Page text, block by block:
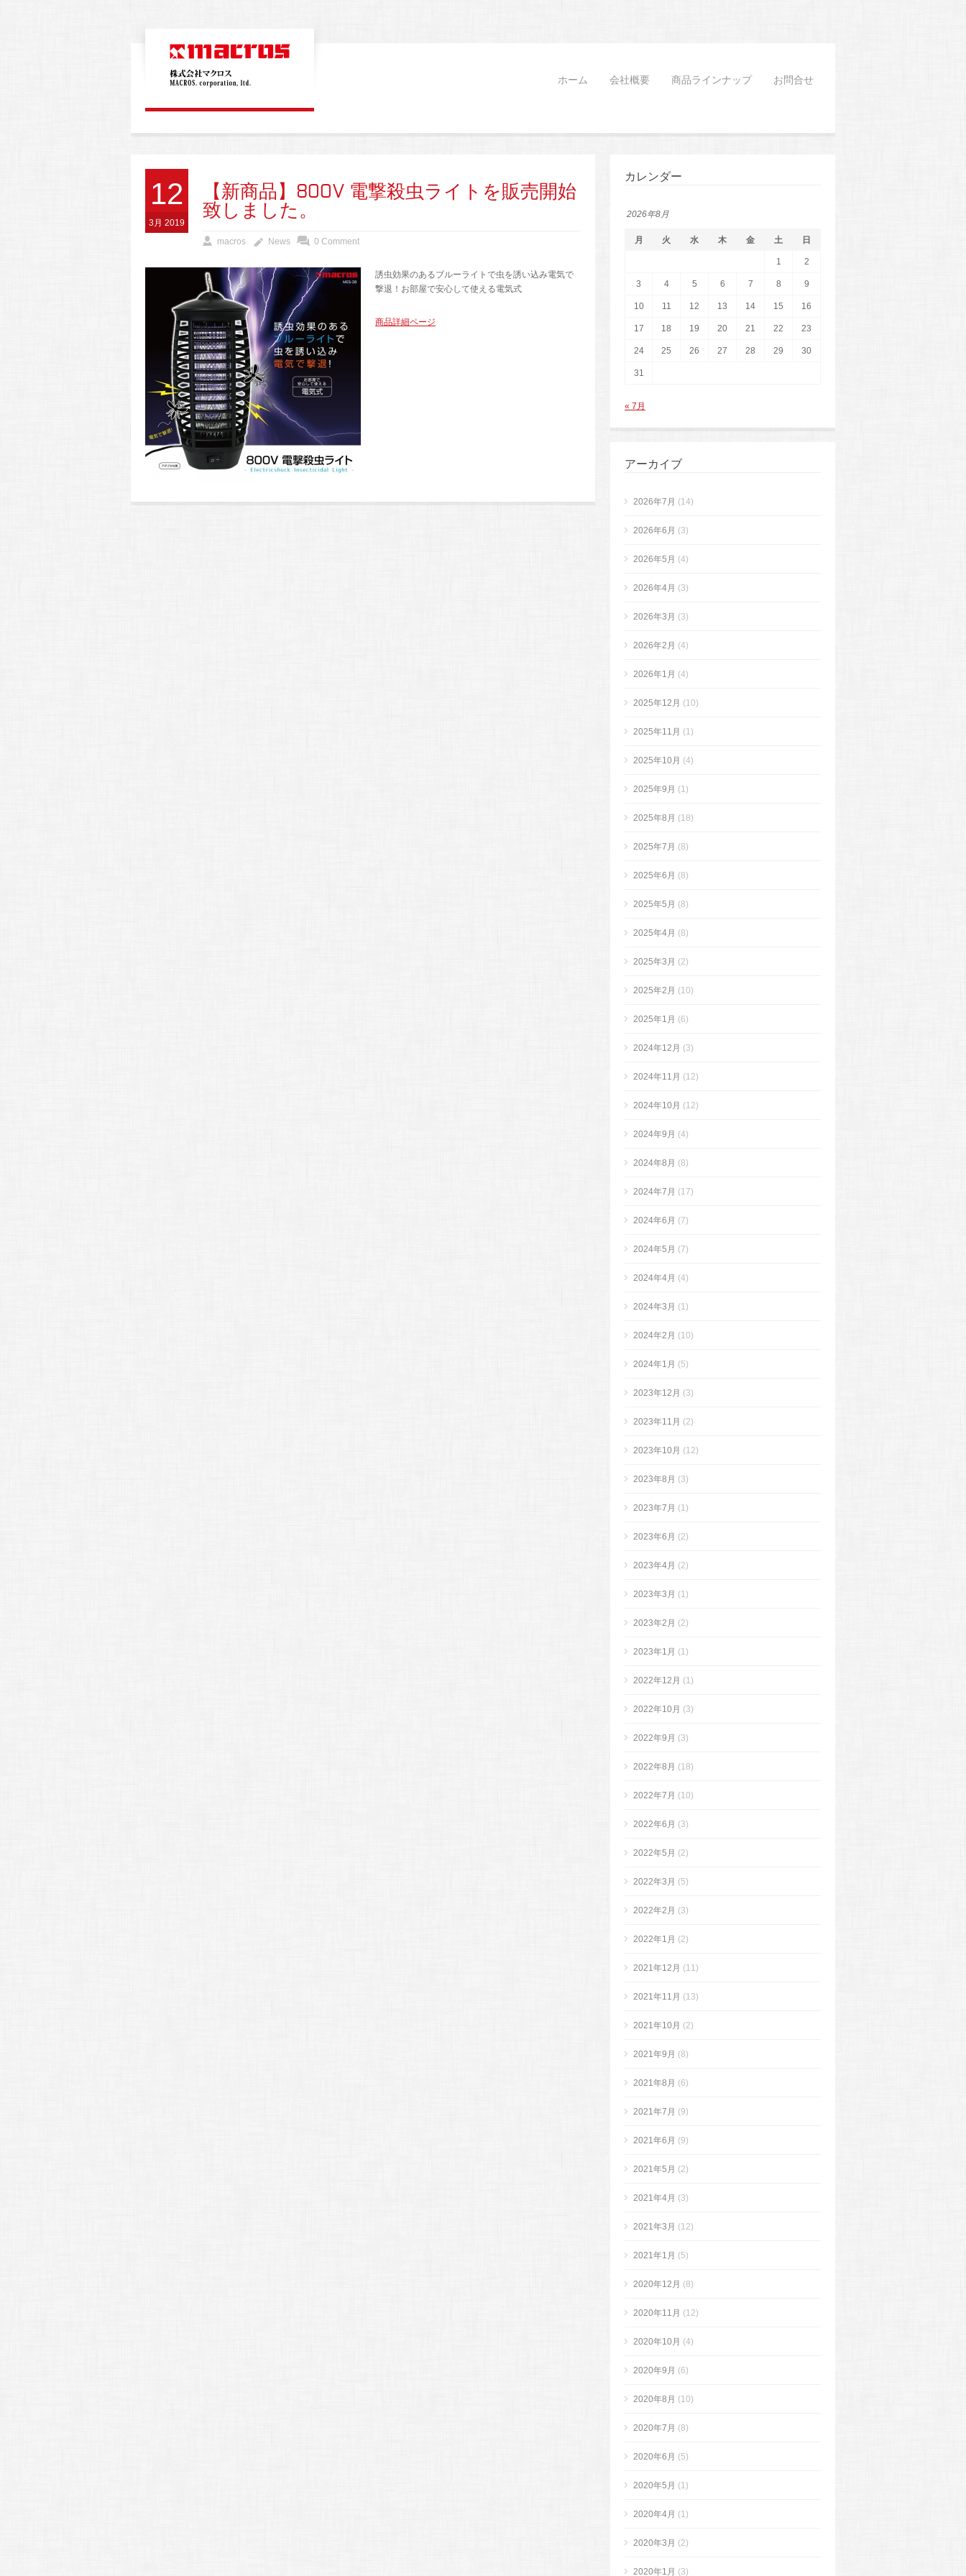
ホーム 会社概要 商品ラインナップ お問合せ
12
3月 2019
【新商品】800V 電撃殺虫ライトを販売開始
致しました。
macros News 0 Comment
誘虫効果のあるブルーライトで虫を誘い込み電気で
撃退！お部屋で安心して使える電気式
商品詳細ページ
カレンダー
2026年8月
月 火 水 木 金 土 日
1 2
3 4 5 6 7 8 9
10 11 12 13 14 15 16
17 18 19 20 21 22 23
24 25 26 27 28 29 30
31
« 7月
アーカイブ
2026年7月 (14)
2026年6月 (3)
2026年5月 (4)
2026年4月 (3)
2026年3月 (3)
2026年2月 (4)
2026年1月 (4)
2025年12月 (10)
2025年11月 (1)
2025年10月 (4)
2025年9月 (1)
2025年8月 (18)
2025年7月 (8)
2025年6月 (8)
2025年5月 (8)
2025年4月 (8)
2025年3月 (2)
2025年2月 (10)
2025年1月 (6)
2024年12月 (3)
2024年11月 (12)
2024年10月 (12)
2024年9月 (4)
2024年8月 (8)
2024年7月 (17)
2024年6月 (7)
2024年5月 (7)
2024年4月 (4)
2024年3月 (1)
2024年2月 (10)
2024年1月 (5)
2023年12月 (3)
2023年11月 (2)
2023年10月 (12)
2023年8月 (3)
2023年7月 (1)
2023年6月 (2)
2023年4月 (2)
2023年3月 (1)
2023年2月 (2)
2023年1月 (1)
2022年12月 (1)
2022年10月 (3)
2022年9月 (3)
2022年8月 (18)
2022年7月 (10)
2022年6月 (3)
2022年5月 (2)
2022年3月 (5)
2022年2月 (3)
2022年1月 (2)
2021年12月 (11)
2021年11月 (13)
2021年10月 (2)
2021年9月 (8)
2021年8月 (6)
2021年7月 (9)
2021年6月 (9)
2021年5月 (2)
2021年4月 (3)
2021年3月 (12)
2021年1月 (5)
2020年12月 (8)
2020年11月 (12)
2020年10月 (4)
2020年9月 (6)
2020年8月 (10)
2020年7月 (8)
2020年6月 (5)
2020年5月 (1)
2020年4月 (1)
2020年3月 (2)
2020年1月 (3)